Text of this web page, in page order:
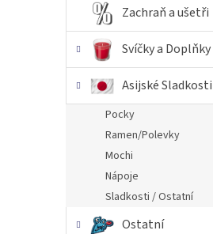
Zachraň a ušetři
Svíčky a Doplňky
Asijské
Pocky
Ramen/Polevky
Mochi
Nápoje
Sladkosti / Ostatní
Ostatní